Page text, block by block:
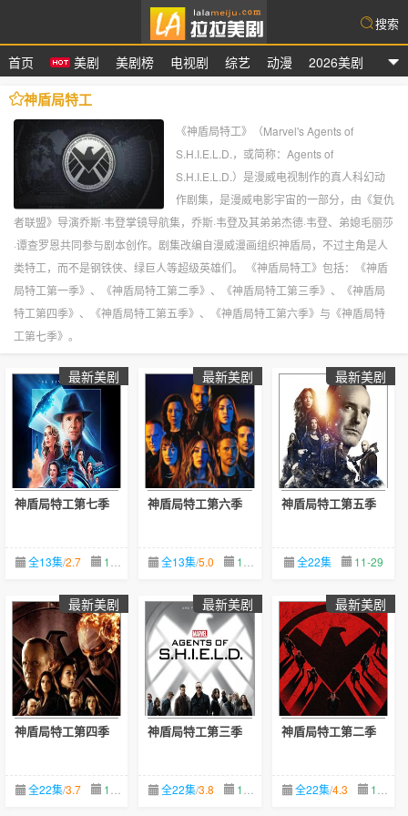
首页 美剧 美剧榜 电视剧 综艺 动漫 2026美剧
搜索
神盾局特工
《神盾局特工》（Marvel's Agents of
S.H.I.E.L.D.，或简称：Agents of
S.H.I.E.L.D.）是漫威电视制作的真人科幻动
作剧集，是漫威电影宇宙的一部分，由《复仇
者联盟》导演乔斯·韦登掌镜导航集，乔斯·韦登及其弟弟杰德·韦登、弟媳毛丽莎
·谭查罗恩共同参与剧本创作。剧集改编自漫威漫画组织神盾局，不过主角是人
类特工，而不是钢铁侠、绿巨人等超级英雄们。 《神盾局特工》包括：《神盾
局特工第一季》、《神盾局特工第二季》、《神盾局特工第三季》、《神盾局
特工第四季》、《神盾局特工第五季》、《神盾局特工第六季》与《神盾局特
工第七季》。
最新美剧
神盾局特工第七季
全13集/2.7 11-29
最新美剧
神盾局特工第六季
全13集/5.0 11-29
最新美剧
神盾局特工第五季
全22集 11-29
最新美剧
神盾局特工第四季
全22集/3.7 11-29
最新美剧
神盾局特工第三季
全22集/3.8 11-29
最新美剧
神盾局特工第二季
全22集/4.3 11-29